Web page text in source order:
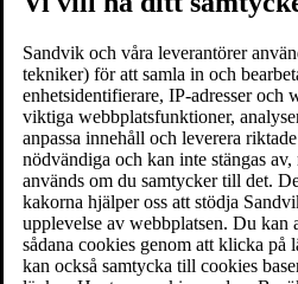
Sandvik och våra leverantörer
tekniker) för att samla in och
enhetsidentifierare, IP-adresser och
viktiga webbplatsfunktioner,
anpassa innehåll och leverera
nödvändiga och kan inte stängas av,
används om du samtycker till det.
kakorna hjälper oss att stödja
upplevelse av webbplatsen. Du kan
sådana cookies genom att klicka på
kan också samtycka till cookies